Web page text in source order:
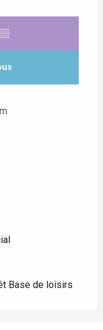
Base de loisirs